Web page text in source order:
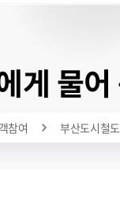
게 물어
참여 부산도시철